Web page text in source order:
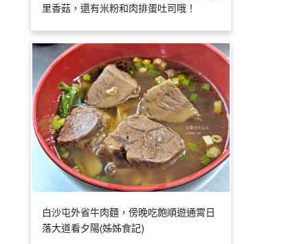
里香菇，還有米粉和肉排蛋吐司哦！
白沙屯外省牛肉麵，傍晚吃飽順遊通霄日
落大道看夕陽(姊姊食記)